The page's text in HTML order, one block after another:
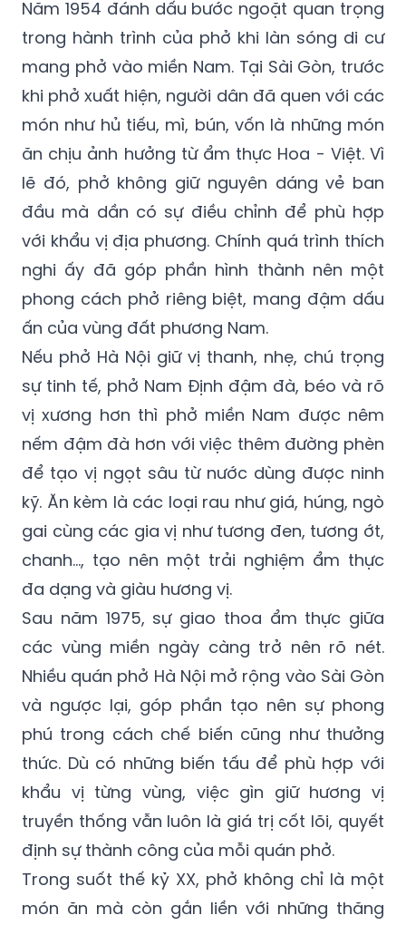
Năm 1954 đánh dấu bước ngoặt quan trọng
trong hành trình của phở khi làn sóng di cư
mang phở vào miền Nam. Tại Sài Gòn, trước
khi phở xuất hiện, người dân đã quen với các
món như hủ tiếu, mì, bún, vốn là những món
ăn chịu ảnh hưởng từ ẩm thực Hoa - Việt. Vì
lẽ đó, phở không giữ nguyên dáng vẻ ban
đầu mà dần có sự điều chỉnh để phù hợp
với khẩu vị địa phương. Chính quá trình thích
nghi ấy đã góp phần hình thành nên một
phong cách phở riêng biệt, mang đậm dấu
ấn của vùng đất phương Nam.
Nếu phở Hà Nội giữ vị thanh, nhẹ, chú trọng
sự tinh tế, phở Nam Định đậm đà, béo và rõ
vị xương hơn thì phở miền Nam được nêm
nếm đậm đà hơn với việc thêm đường phèn
để tạo vị ngọt sâu từ nước dùng được ninh
kỹ. Ăn kèm là các loại rau như giá, húng, ngò
gai cùng các gia vị như tương đen, tương ớt,
chanh…, tạo nên một trải nghiệm ẩm thực
đa dạng và giàu hương vị.
Sau năm 1975, sự giao thoa ẩm thực giữa
các vùng miền ngày càng trở nên rõ nét.
Nhiều quán phở Hà Nội mở rộng vào Sài Gòn
và ngược lại, góp phần tạo nên sự phong
phú trong cách chế biến cũng như thưởng
thức. Dù có những biến tấu để phù hợp với
khẩu vị từng vùng, việc gìn giữ hương vị
truyền thống vẫn luôn là giá trị cốt lõi, quyết
định sự thành công của mỗi quán phở.
Trong suốt thế kỷ XX, phở không chỉ là một
món ăn mà còn gắn liền với những thăng